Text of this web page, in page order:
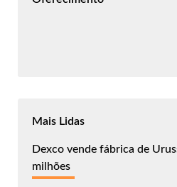
Mais Lidas
Dexco vende fábrica de
milhões